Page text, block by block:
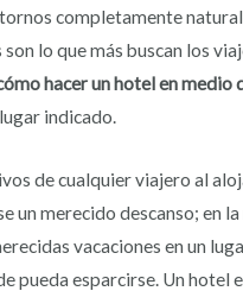
completamente
lo que más buscan los
hacer un hotel en medio
indicado.
de cualquier viajero al
un merecido descanso; en
vacaciones en un
pueda esparcirse. Un hotel